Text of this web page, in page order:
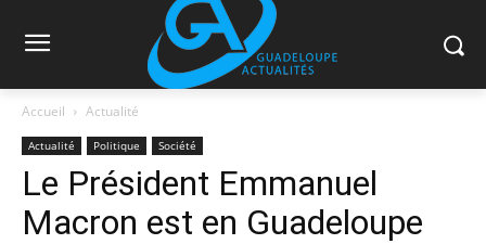
Accueil Actualité
Actualité Politique Société
Le Président Emmanuel
Macron est en Guadeloupe